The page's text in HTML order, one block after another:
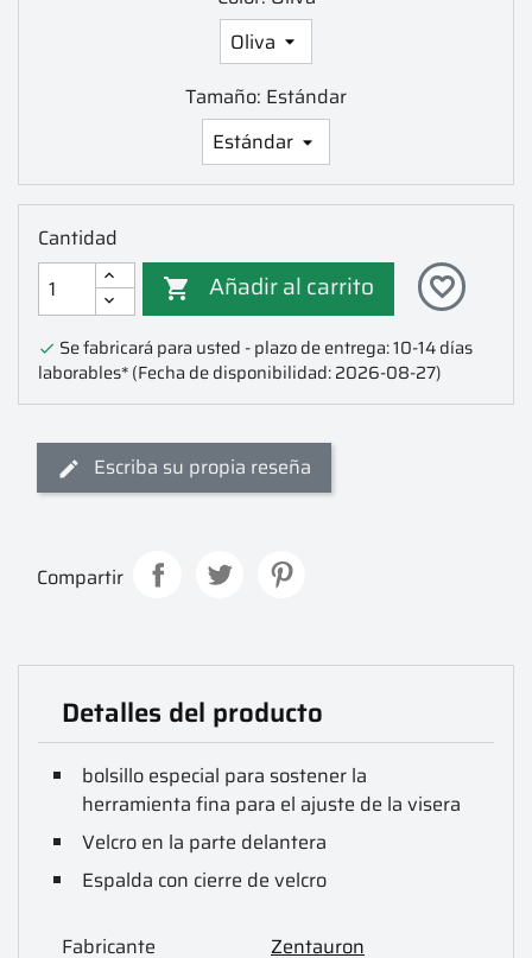
Tamaño: Estándar
Cantidad
 Añadir al carrito favorite_border
 Se fabricará para usted - plazo de entrega: 10-14 días
laborables*(Fecha de disponibilidad: 2026-08-27)
Escriba su propia reseña
Compartir
Detalles del producto
bolsillo especial para sostener la
herramienta fina para el ajuste de la visera
Velcro en la parte delantera
Espalda con cierre de velcro
Fabricante Zentauron